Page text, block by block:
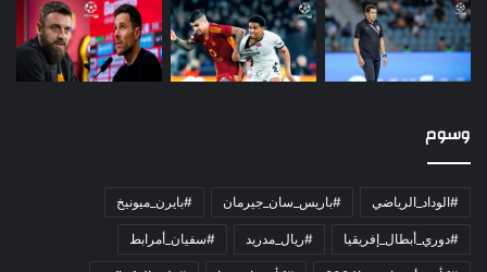
وسوم
#الوداد_الرياضي #باريس_سان_جيرمان #بايرن_ميونيخ
#دوري_أبطال_إفريقيا #ريال_مدريد #سفيان_أمرابط